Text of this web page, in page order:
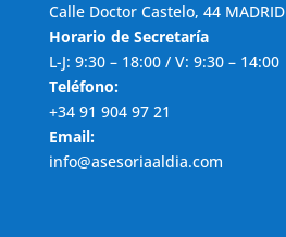
Calle Doctor Castelo, 44 MADRID
Horario de Secretaría
L-J: 9:30 – 18:00 / V: 9:30 – 14:00
Teléfono:
+34 91 904 97 21
Email:
info@asesoriaaldia.com